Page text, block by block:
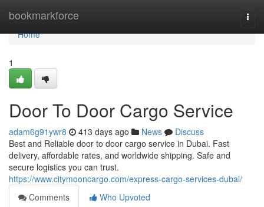
bookmarkforce
Home
Home
1
Door To Door Cargo Service
adam6g91ywr8 413 days ago News
Discuss
Best and Reliable door to door cargo service in Dubai. Fast
delivery, affordable rates, and worldwide shipping. Safe and
secure logistics you can trust.
https://www.citymooncargo.com/express-cargo-services-dubai/
Comments
Who Upvoted